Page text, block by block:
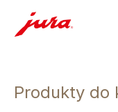
Produkty do